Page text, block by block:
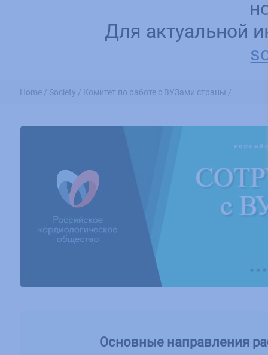
Для актуальной
Home / Society / Комитет по работе с ВУЗами страны /
Основные направления